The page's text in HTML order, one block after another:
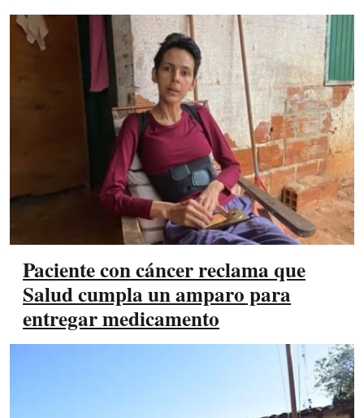
Paciente con cáncer reclama que
Salud cumpla un amparo para
entregar medicamento